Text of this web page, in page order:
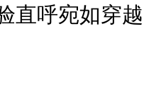
直呼宛如穿越